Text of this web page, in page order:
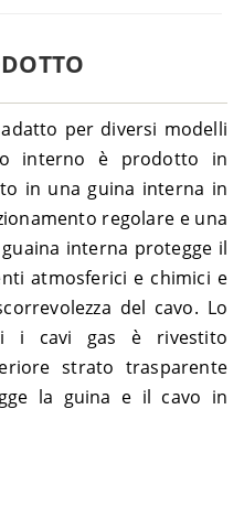
per diversi modelli
interno è prodotto in
in una guina interna in
regolare e una
interna protegge il
atmosferici e chimici e
del cavo. Lo
i cavi gas è rivestito
strato trasparente
la guina e il cavo in